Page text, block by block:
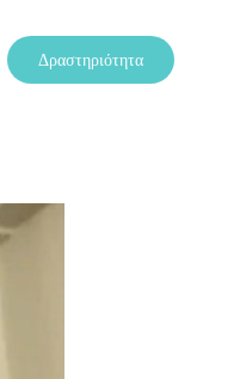
Δραστηριότητα